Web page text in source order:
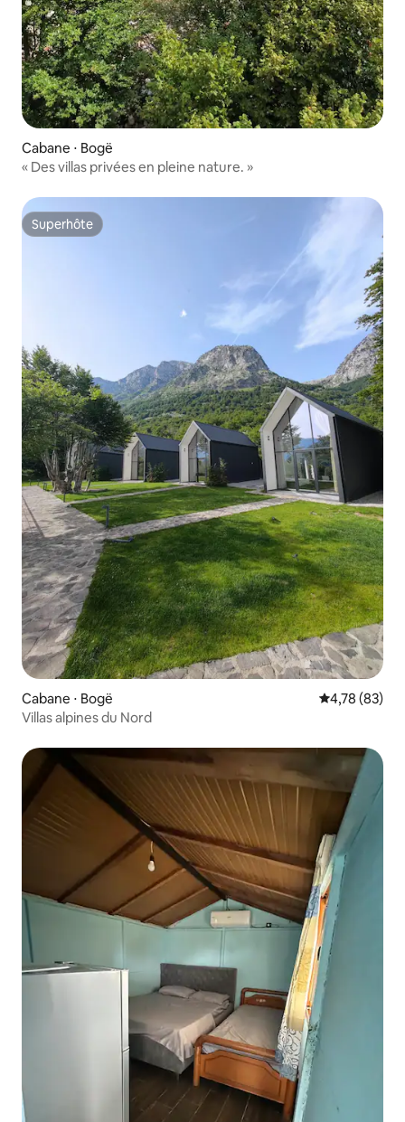
Cabane ⋅ Bogë
« Des villas privées en pleine nature. »
Superhôte
Superhôte
Cabane ⋅ Bogë Évaluation
4,78 (83)
Villas alpines du Nord